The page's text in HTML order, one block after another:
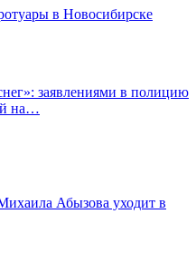
в Новосибирске
заявлениями в полицию
на…
Абызова уходит в